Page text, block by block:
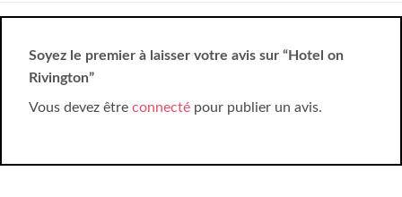
Soyez le premier à laisser votre avis sur “Hotel on
Rivington”
Vous devez être connecté pour publier un avis.